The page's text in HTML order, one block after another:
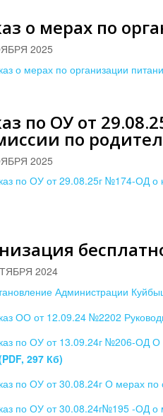
о мерах по
2025
о мерах по организации
по ОУ от
по
2025
по ОУ от 29.08.25г №174-ОД о
2024
Администрации
ОО от 12.09.24 №2202
по ОУ от 13.09.24г №206-ОД
297 Кб)
по ОУ от 30.08.24г О мерах по
по ОУ от 30.08.24г№195 -ОД о